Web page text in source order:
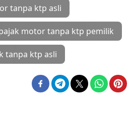
tanpa ktp asli
motor tanpa ktp pemilik
tanpa ktp asli